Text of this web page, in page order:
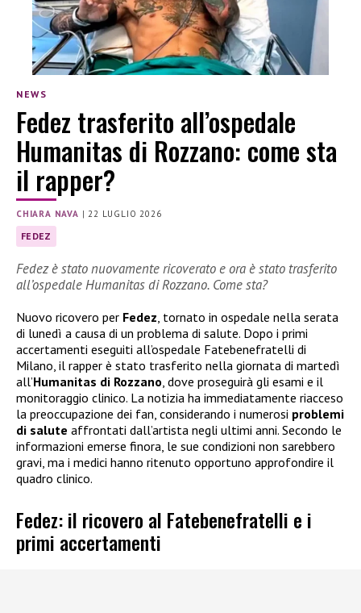
NEWS
Fedez trasferito all’ospedale
Humanitas di Rozzano: come sta
il rapper?
CHIARA NAVA |22 LUGLIO 2026
FEDEZ
Fedez è stato nuovamente ricoverato e ora è stato trasferito
all’ospedale Humanitas di Rozzano. Come sta?
Nuovo ricovero per Fedez, tornato in ospedale nella serata
di lunedì a causa di un problema di salute. Dopo i primi
accertamenti eseguiti all’ospedale Fatebenefratelli di
Milano, il rapper è stato trasferito nella giornata di martedì
all’Humanitas di Rozzano, dove proseguirà gli esami e il
monitoraggio clinico. La notizia ha immediatamente riacceso
la preoccupazione dei fan, considerando i numerosi problemi
di salute affrontati dall’artista negli ultimi anni. Secondo le
informazioni emerse finora, le sue condizioni non sarebbero
gravi, ma i medici hanno ritenuto opportuno approfondire il
quadro clinico.
Fedez: il ricovero al Fatebenefratelli e i
primi accertamenti